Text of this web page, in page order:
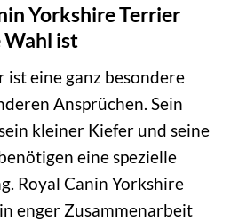
Yorkshire Terrier
ist
ist eine ganz besondere
Ansprüchen. Sein
kleiner Kiefer und seine
eine spezielle
Royal Canin Yorkshire
enger Zusammenarbeit